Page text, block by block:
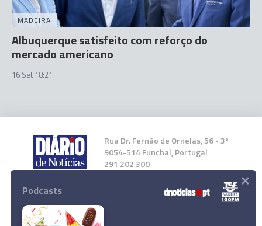
MADEIRA
Albuquerque satisfeito com reforço do
mercado americano
16 Set 18:21
Rua Dr. Fernão de Ornelas, 56 - 3º
9054-514 Funchal, Portugal
291 202 300
Instale a nossa App
Podcasts ×